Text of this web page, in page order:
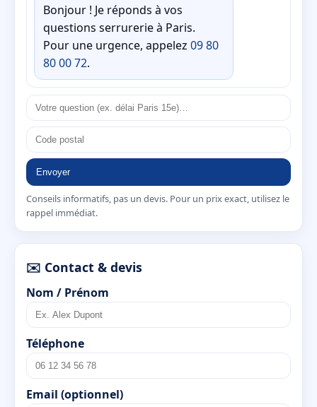
Bonjour ! Je réponds à vos
questions serrurerie à Paris.
Pour une urgence, appelez 09 80
80 00 72.
Envoyer
Conseils informatifs, pas un devis. Pour un prix exact, utilisez le
rappel immédiat.
✉️ Contact & devis
Nom / Prénom
Téléphone
Email (optionnel)